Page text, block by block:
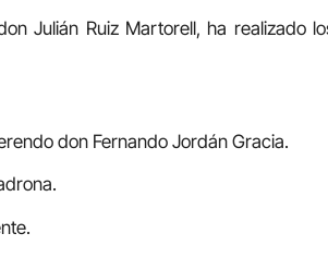
Julián Ruiz Martorell, ha realizado
don Fernando Jordán Gracia.